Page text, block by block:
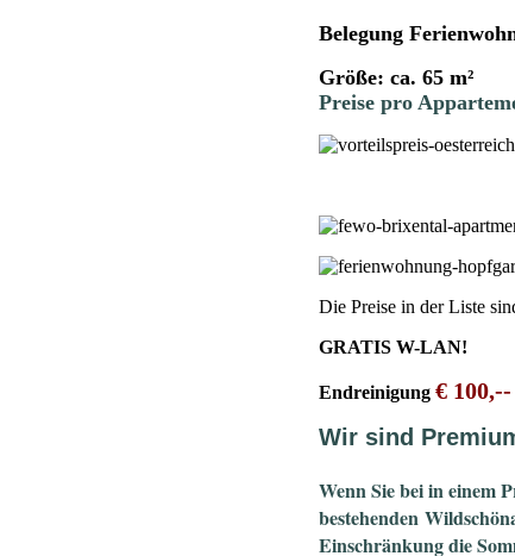
Belegung
Größe: ca. 65 m²
Preise pro
Die Preise in der Liste
GRATIS W-LAN!
Endreinigung € 100,--
Wir sind
Wenn Sie bei in einem
bestehenden
Einschränkung die